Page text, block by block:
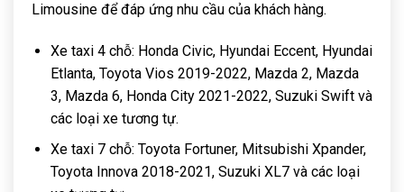
Limousine để đáp ứng nhu cầu của khách hàng.
Xe taxi 4 chỗ: Honda Civic, Hyundai Eccent, Hyundai
Etlanta, Toyota Vios 2019-2022, Mazda 2, Mazda
3, Mazda 6, Honda City 2021-2022, Suzuki Swift và
các loại xe tương tự.
Xe taxi 7 chỗ: Toyota Fortuner, Mitsubishi Xpander,
Toyota Innova 2018-2021, Suzuki XL7 và các loại